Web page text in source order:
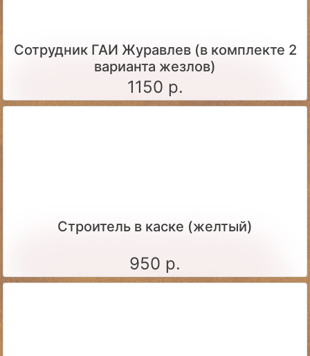
Сотрудник ГАИ Журавлев (в комплекте 2
варианта жезлов)
1150 р.
Строитель в каске (желтый)
950 р.